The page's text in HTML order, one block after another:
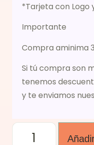
*Tarjeta con Logo
Importante
Compra aminima
Si tú compra son
tenemos
y te enviamos